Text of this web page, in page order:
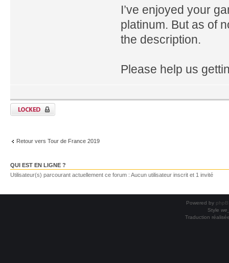
I’ve enjoyed your
platinum. But as of
the description.
Please help us
Retour vers Tour de France 2019
QUI EST EN LIGNE ?
Utilisateur(s) parcourant actuellement ce forum : Aucun utilisateur inscrit et 1 invité
Powered by
Style
Traduction